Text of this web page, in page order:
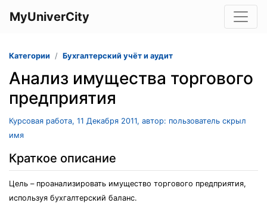
MyUniverCity
Категории Бухгалтерский учёт и аудит
Анализ имущества торгового
предприятия
Курсовая работа, 11 Декабря 2011, автор: пользователь скрыл
имя
Краткое описание
Цель – проанализировать имущество торгового предприятия,
используя бухгалтерский баланс.